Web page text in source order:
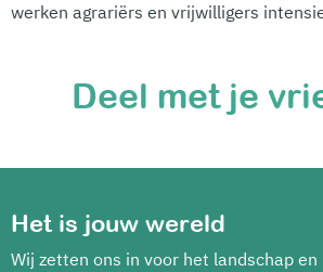
werken agrariërs en vrijwilligers
Deel met je
Het is jouw wereld
Wij zetten ons in voor het landschap